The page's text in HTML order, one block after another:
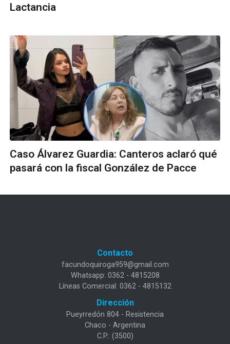
Lactancia
Caso Álvarez Guardia: Canteros aclaró qué
pasará con la fiscal González de Pacce
Contacto
facundoquiroga959@gmail.com
Whatsapp: 0362 - 4815208
Líneas Comercial: 0362 - 4815132
Dirección
Pueyrredón 804 - Resistencia
Chaco - Argentina
C.P.: (3500)